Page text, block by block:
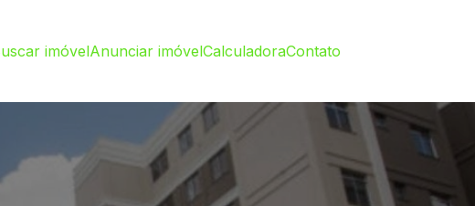
imóvelAnunciar imóvelCalculadoraContato